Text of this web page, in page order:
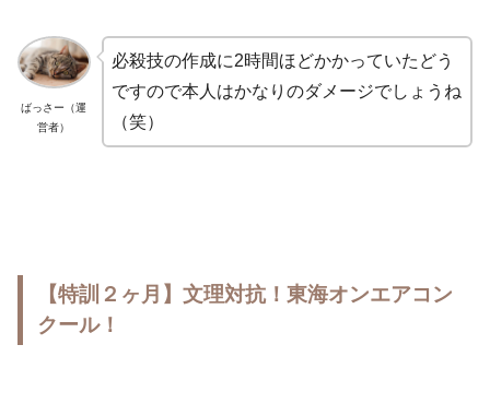
ばっさー（運
営者）
必殺技の作成に2時間ほどかかっていたどう
ですので本人はかなりのダメージでしょうね
（笑）
【特訓２ヶ月】文理対抗！東海オンエアコン
クール！